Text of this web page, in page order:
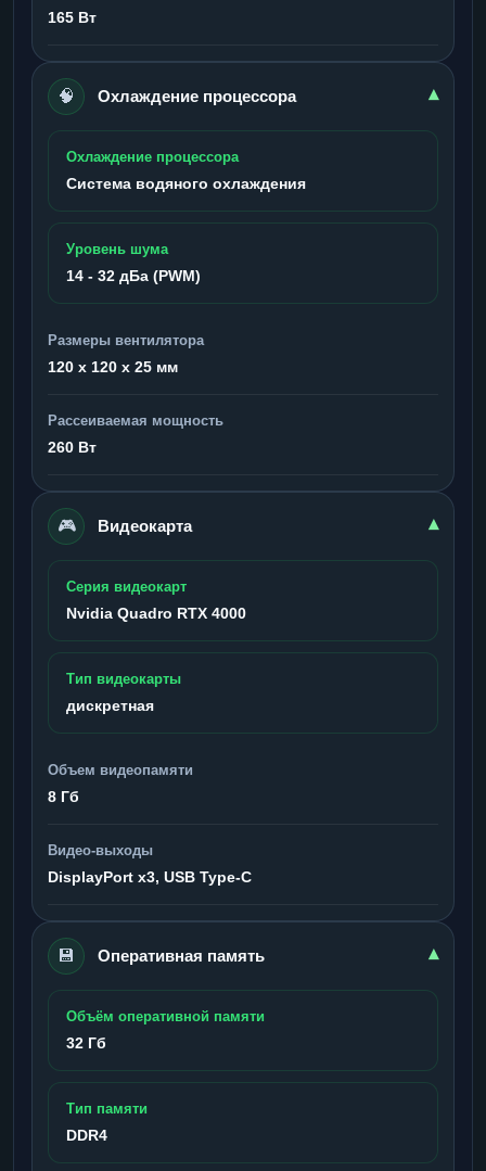
165 Вт
🧠 Охлаждение процессора ▾
Охлаждение процессора
Система водяного охлаждения
Уровень шума
14 - 32 дБа (PWM)
Размеры вентилятора
120 x 120 x 25 мм
Рассеиваемая мощность
260 Вт
🎮 Видеокарта ▾
Серия видеокарт
Nvidia Quadro RTX 4000
Тип видеокарты
дискретная
Объем видеопамяти
8 Гб
Видео-выходы
DisplayPort x3, USB Type-C
💾 Оперативная память ▾
Объём оперативной памяти
32 Гб
Тип памяти
DDR4